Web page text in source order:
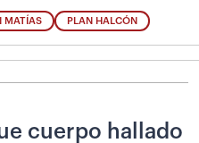
MATÍAS PLAN HALCÓN
cuerpo hallado